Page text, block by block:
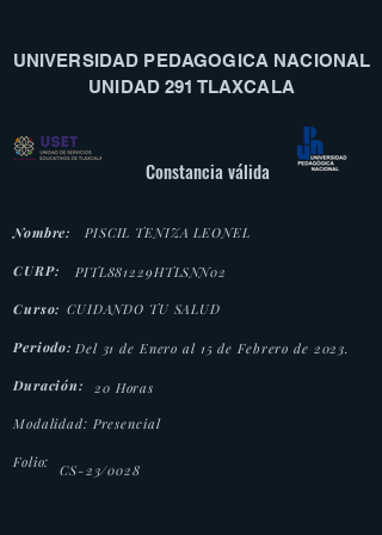
UNIVERSIDAD PEDAGOGICA NACIONAL
UNIDAD 291 TLAXCALA
Constancia válida
Nombre:
CURP:
Curso:
Periodo:
Duración:
Modalidad: Presencial
Folio:
PISCIL TENIZA LEONEL
PITL881229HTLSNN02
CUIDANDO TU SALUD
Del 31 de Enero al 15 de Febrero de 2023.
20 Horas
CS-23/0028